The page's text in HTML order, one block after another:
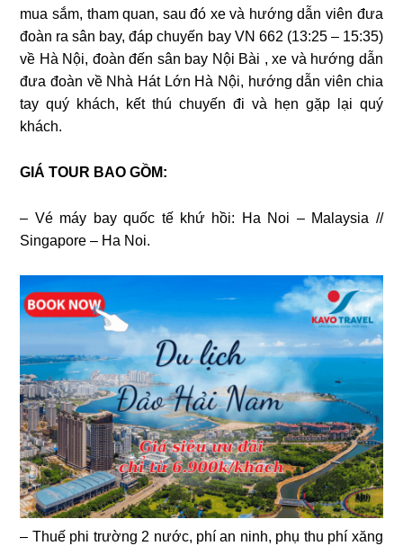
mua sắm, tham quan, sau đó xe và hướng dẫn viên đưa
đoàn ra sân bay, đáp chuyến bay VN 662 (13:25 – 15:35)
về Hà Nội, đoàn đến sân bay Nội Bài , xe và hướng dẫn
đưa đoàn về Nhà Hát Lớn Hà Nội, hướng dẫn viên chia
tay quý khách, kết thú chuyến đi và hẹn gặp lại quý
khách.
GIÁ TOUR BAO GỒM:
– Vé máy bay quốc tế khứ hồi: Ha Noi – Malaysia //
Singapore – Ha Noi.
– Thuế phi trường 2 nước, phí an ninh, phụ thu phí xăng